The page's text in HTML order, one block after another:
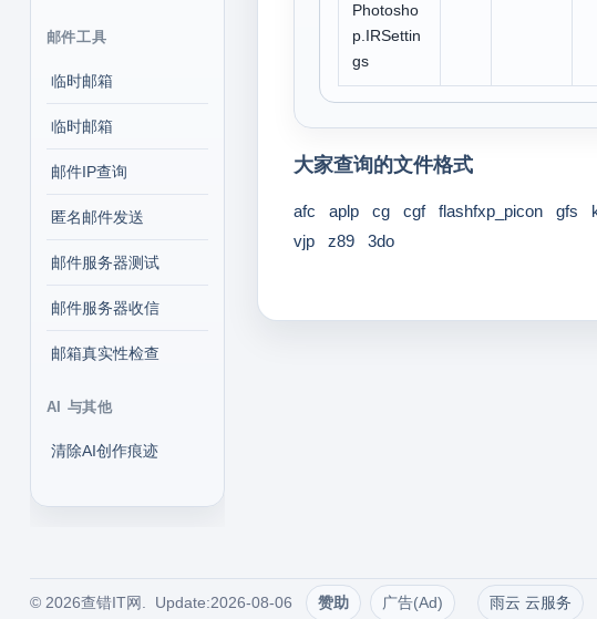
邮件工具
临时邮箱
临时邮箱
邮件IP查询
匿名邮件发送
邮件服务器测试
邮件服务器收信
邮箱真实性检查
AI 与其他
清除AI创作痕迹
Photosho
p.IRSettin
gs
大家查询的文件格式
afc aplp cg cgf flashfxp_picon gfs
vjp
z89 3do
© 2026查错IT网. Update:2026-08-06 赞助 广告(Ad) 雨云 云服务